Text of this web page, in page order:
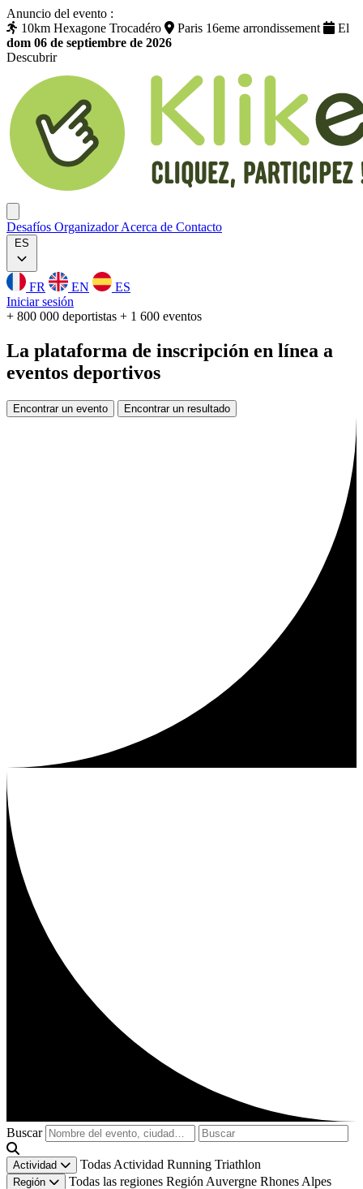
Anuncio del evento :
10km Hexagone Trocadéro
Paris 16eme arrondissement
El
dom 06 de septiembre de 2026
Descubrir
Desafíos OrganizadorAcerca de Contacto
ES
FR EN
ES
Iniciar sesión
+ 800 000 deportistas + 1 600 eventos
La plataforma de inscripción en línea a
eventos deportivos
Encontrar un evento Encontrar un resultado
Buscar
Actividad Todas Actividad Running Triathlon
Región Todas las regiones Región Auvergne Rhones Alpes